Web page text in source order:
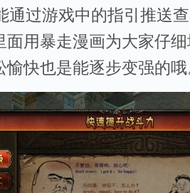
通过游戏中的指引推送
面用暴走漫画为大家仔
愉快也是能逐步变强的